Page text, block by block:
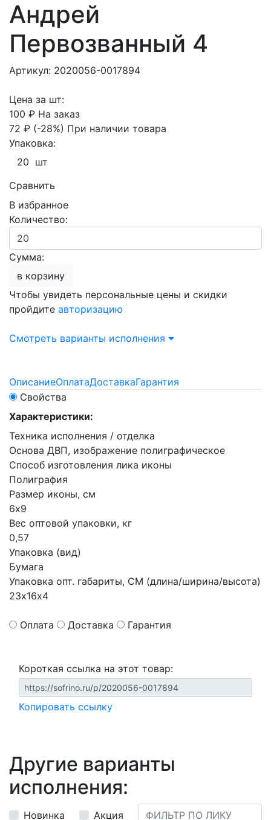
Андрей
Первозванный 4
Артикул: 2020056-0017894
Цена за шт:
100 ₽ На заказ
72 ₽ (-28%) При наличии товара
Упаковка:
20 шт
Сравнить
В избранное
Количество:
Сумма:
в корзину
Чтобы увидеть персональные цены и скидки
пройдите авторизацию
Смотреть варианты исполнения
ОписаниеОплатаДоставкаГарантия
Свойства
Характеристики:
Техника исполнения / отделка
Основа ДВП, изображение полиграфическое
Способ изготовления лика иконы
Полиграфия
Размер иконы, см
6х9
Вес оптовой упаковки, кг
0,57
Упаковка (вид)
Бумага
Упаковка опт. габариты, СМ (длина/ширина/высота)
23х16х4
Оплата Доставка Гарантия
Короткая ссылка на этот товар:
Копировать ссылку
Другие варианты
исполнения:
Новинка
Акция